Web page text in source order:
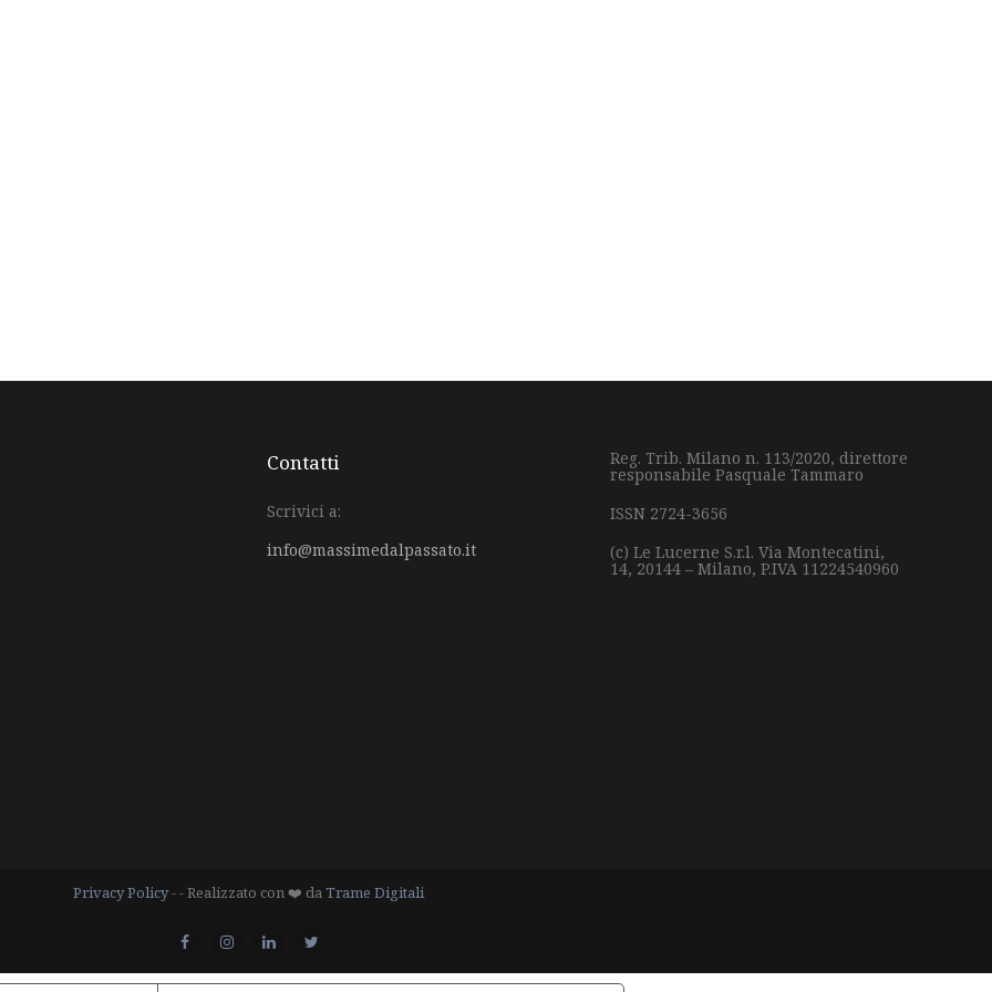
Contatti
Scrivici a:
info@massimedalpassato.it
Reg. Trib. Milano n. 113/2020, direttore
responsabile Pasquale Tammaro
ISSN 2724-3656
(c) Le Lucerne S.r.l. Via Montecatini,
14, 20144 – Milano, P.IVA 11224540960
Privacy Policy- - Realizzato con ❤️ daTrame Digitali